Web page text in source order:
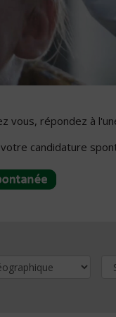
vous, répondez à
candidature